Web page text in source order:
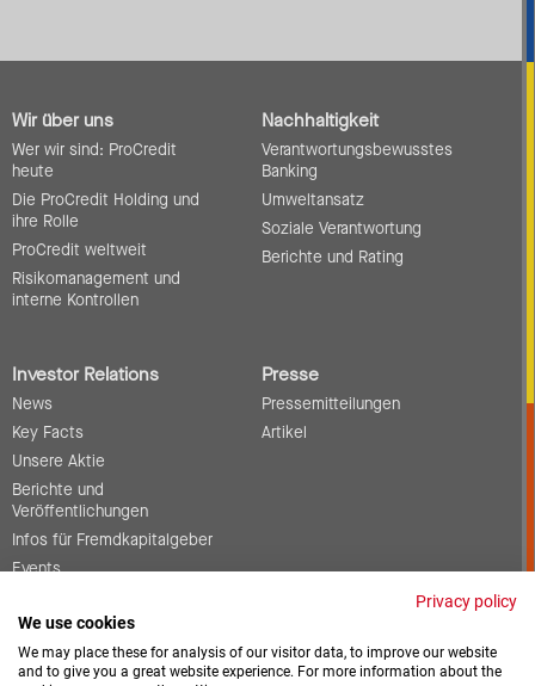
Wir über uns
Wer wir sind: ProCredit
heute
Die ProCredit Holding und
ihre Rolle
ProCredit weltweit
Risikomanagement und
interne Kontrollen
Nachhaltigkeit
Verantwortungsbewusstes
Banking
Umweltansatz
Soziale Verantwortung
Berichte und Rating
Investor Relations
News
Key Facts
Unsere Aktie
Berichte und
Veröffentlichungen
Infos für Fremdkapitalgeber
Events
Kontakt
Presse
Pressemitteilungen
Artikel
Privacy policy
We use cookies
We may place these for analysis of our visitor data, to improve our website
and to give you a great website experience. For more information about the